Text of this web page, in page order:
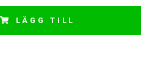
LÄGG TILL